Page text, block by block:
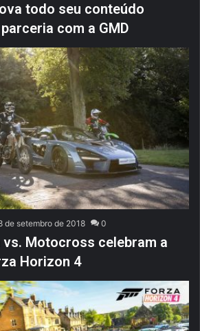
todo seu conteúdo
com a GMD
de setembro de 2018 0
vs. Motocross celebram a
Horizon 4